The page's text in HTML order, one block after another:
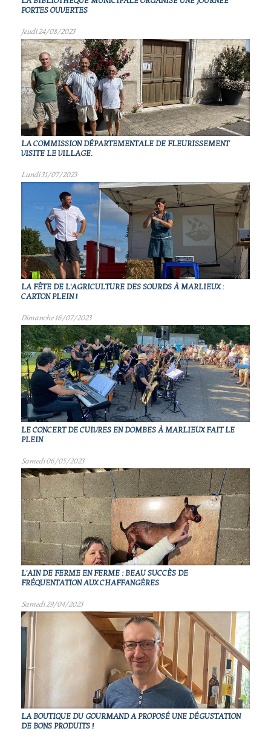
PORTES OUVERTES
Jeudi 24/08/2023
LA COMMISSION DÉPARTEMENTALE DE FLEURISSEMENT
VISITE LE VILLAGE.
Lundi 31/07/2023
LA FÊTE DE L'AGRICULTURE DES SOURDS À MARLIEUX :
CARTON PLEIN !
Dimanche 16/07/2023
LE CONCERT DE CUIVRES EN DOMBES À MARLIEUX FAIT LE
PLEIN
Samedi 06/05/2023
L'AIN DE FERME EN FERME : BEAU SUCCÈS DE
FRÉQUENTATION AUX CHAFFANGÈRES
Samedi 29/04/2023
LA BOUTIQUE DU GOURMAND A PROPOSÉ UNE DÉGUSTATION
DE BONS PRODUITS !